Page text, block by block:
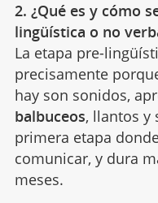
2. ¿Qué es y cómo
lingüística o no
La etapa pre-
precisamente
hay son sonidos,
balbuceos, llantos y
primera etapa
comunicar, y dura
meses.